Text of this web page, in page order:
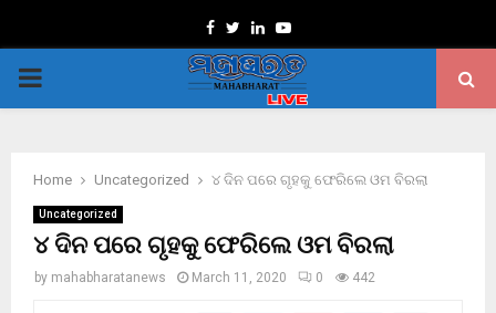
Facebook
TwitterLinkedinYoutube
PRIMARY
Home Uncategorized ୪ ଦିନ ପରେ ଗୃହକୁ ଫେରିଲେ ଓମ ବିରଲା
Uncategorized
୪ ଦିନ ପରେ ଗୃହକୁ ଫେରିଲେ ଓମ ବିରଲା
by mahabharatanews March 11, 2020 0 442